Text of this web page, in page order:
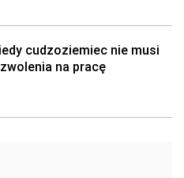
cudzoziemiec nie musi
na pracę